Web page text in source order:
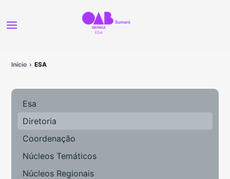
Início ESA
Esa
Diretoria
Coordenação
Núcleos Temáticos
Núcleos Regionais